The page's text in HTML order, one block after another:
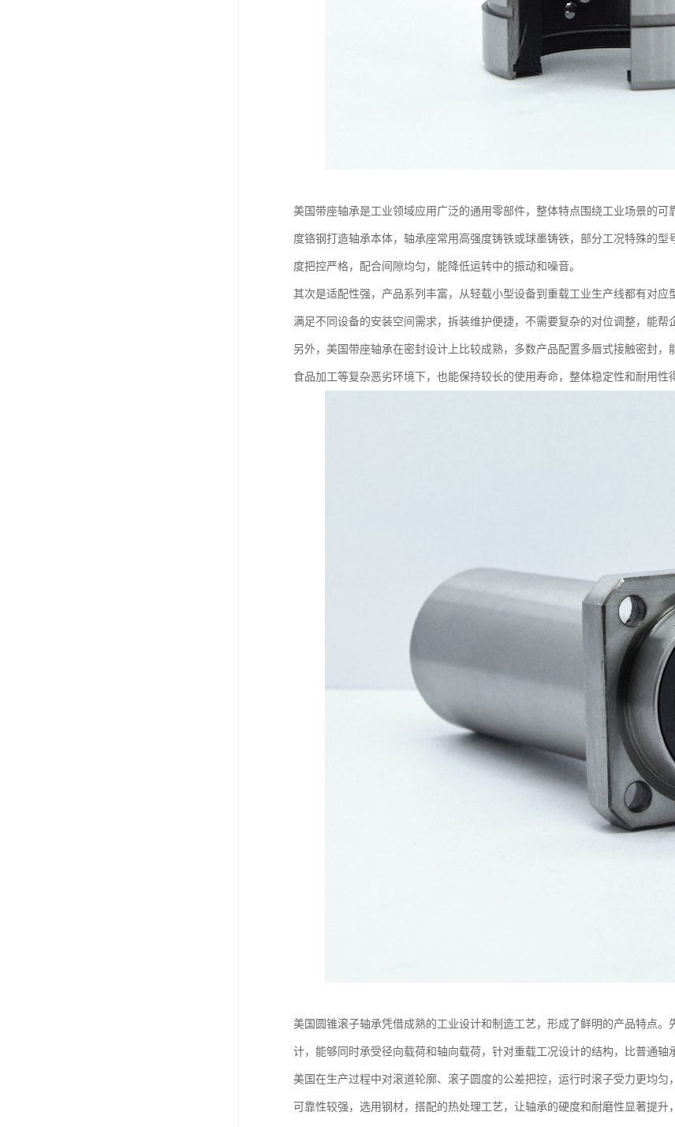
美国带座轴承是工业领域应用广泛的通用零部件，整体特点围绕工业场景的
度铬钢打造轴承本体，轴承座常用高强度铸铁或球墨铸铁，部分工况特殊的
度把控严格，配合间隙均匀，能降低运转中的振动和噪音。
其次是适配性强，产品系列丰富，从轻载小型设备到重载工业生产线都有对
满足不同设备的安装空间需求，拆装维护便捷，不需要复杂的对位调整，能帮
另外，美国带座轴承在密封设计上比较成熟，多数产品配置多唇式接触密封，
食品加工等复杂恶劣环境下，也能保持较长的使用寿命，整体稳定性和耐用性
美国圆锥滚子轴承凭借成熟的工业设计和制造工艺，形成了鲜明的产品特点
计，能够同时承受径向载荷和轴向载荷，针对重载工况设计的结构，比普通轴
美国在生产过程中对滚道轮廓、滚子圆度的公差把控，运行时滚子受力更均
可靠性较强，选用钢材，搭配的热处理工艺，让轴承的硬度和耐磨性显著提